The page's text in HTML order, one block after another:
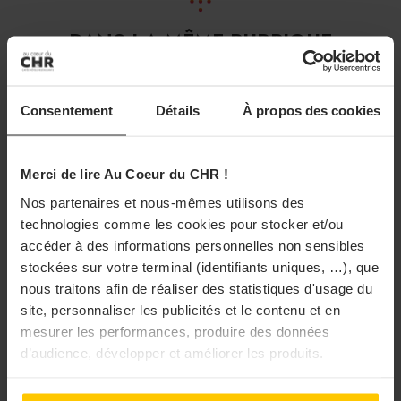
Consentement Détails À propos des cookies
Merci de lire Au Coeur du CHR !
Nos partenaires et nous-mêmes utilisons des
technologies comme les cookies pour stocker et/ou
accéder à des informations personnelles non sensibles
stockées sur votre terminal (identifiants uniques, …), que
nous traitons afin de réaliser des statistiques d'usage du
site, personnaliser les publicités et le contenu et en
mesurer les performances, produire des données
d’audience, développer et améliorer les produits.
DANS LA MÊME RUBRIQUE